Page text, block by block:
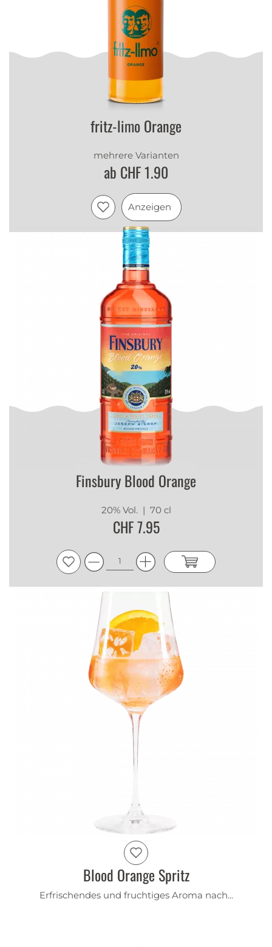
fritz-limo Orange
mehrere Varianten
ab CHF 1.90
Anzeigen
Finsbury Blood Orange
20% Vol. | 70 cl
CHF 7.95
Blood Orange Spritz
Erfrischendes und fruchtiges Aroma nach...